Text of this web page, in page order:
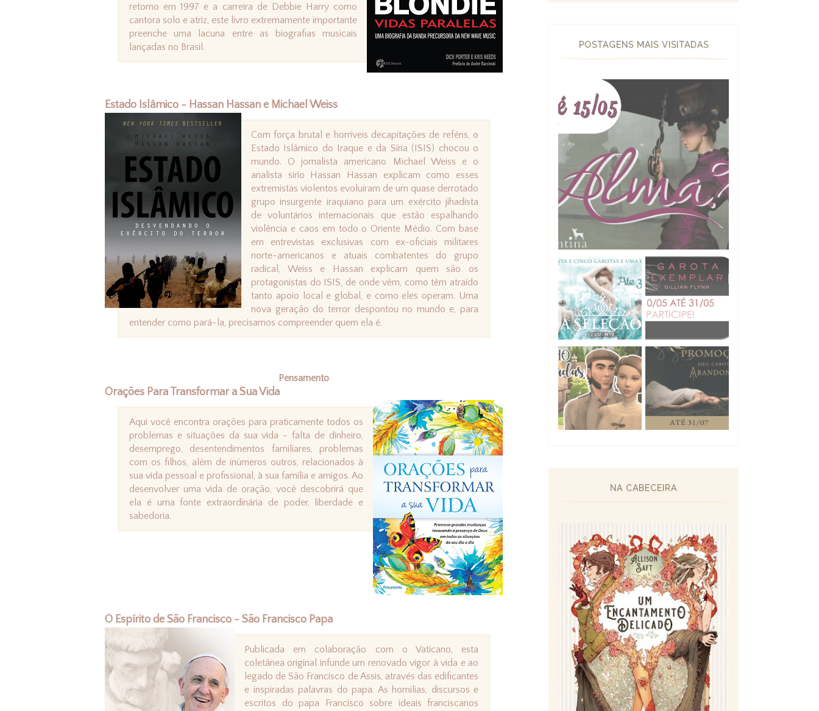
retorno em 1997 e a carreira de Debbie Harry como
cantora solo e atriz, este livro extremamente importante
preenche uma lacuna entre as biografias musicais
lançadas no Brasil.
Estado Islâmico - Hassan Hassan e Michael Weiss
Com força brutal e horríveis decapitações de reféns, o
Estado Islâmico do Iraque e da Síria (ISIS) chocou o
mundo. O jornalista americano Michael Weiss e o
analista sírio Hassan Hassan explicam como esses
extremistas violentos evoluíram de um quase derrotado
grupo insurgente iraquiano para um exército jihadista
de voluntários internacionais que estão espalhando
violência e caos em todo o Oriente Médio. Com base
em entrevistas exclusivas com ex-oficiais militares
norte-americanos e atuais combatentes do grupo
radical, Weiss e Hassan explicam quem são os
protagonistas do ISIS, de onde vêm, como têm atraído
tanto apoio local e global, e como eles operam. Uma
nova geração do terror despontou no mundo e, para
entender como pará-la, precisamos compreender quem ela é.
Pensamento
Orações Para Transformar a Sua Vida
Aqui você encontra orações para praticamente todos os
problemas e situações da sua vida - falta de dinheiro,
desemprego, desentendimentos familiares, problemas
com os filhos, além de inúmeros outros, relacionados à
sua vida pessoal e profissional, à sua família e amigos. Ao
desenvolver uma vida de oração, você descobrirá que
ela é uma fonte extraordinária de poder, liberdade e
sabedoria.
O Espírito de São Francisco - São Francisco Papa
Publicada em colaboração com o Vaticano, esta
coletânea original infunde um renovado vigor à vida e ao
legado de São Francisco de Assis, através das edificantes
e inspiradas palavras do papa. As homilias, discursos e
escritos do papa Francisco sobre ideais franciscanos
POSTAGENS MAIS VISITADAS
NA CABECEIRA